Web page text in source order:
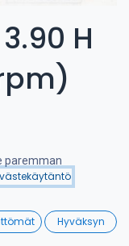
Nimi (A-Ö)
Wishlist
H
paremman
Hyväksyn